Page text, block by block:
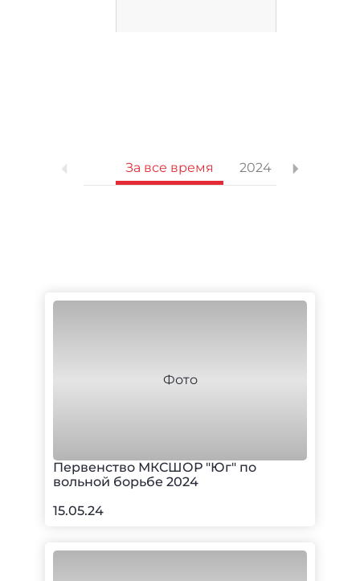
За все время 2024 2023
Первенство МКСШОР "Юг" по
вольной борьбе 2024
15.05.24